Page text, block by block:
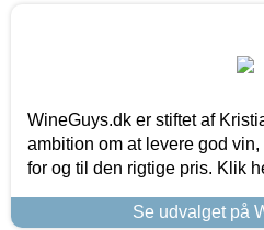
WineGuys.dk er stiftet af
ambition om at levere god
for og til den rigtige pris. Klik
Se udvalget på